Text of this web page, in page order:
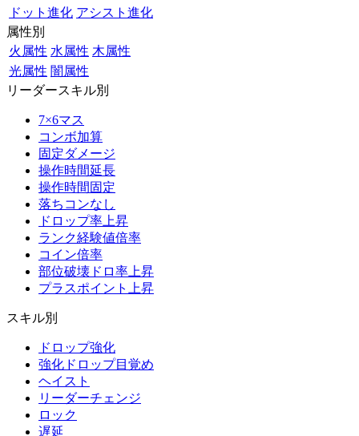
ドット進化 アシスト進化
属性別
火属性 水属性 木属性
光属性 闇属性
リーダースキル別
7×6マス
コンボ加算
固定ダメージ
操作時間延長
操作時間固定
落ちコンなし
ドロップ率上昇
ランク経験値倍率
コイン倍率
部位破壊ドロ率上昇
プラスポイント上昇
スキル別
ドロップ強化
強化ドロップ目覚め
ヘイスト
リーダーチェンジ
ロック
遅延